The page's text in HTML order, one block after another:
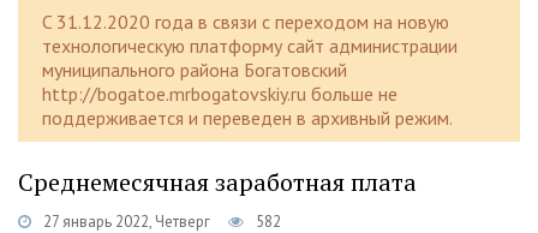
C 31.12.2020 года в связи с переходом на новую
технологическую платформу сайт администрации
муниципального района Богатовский
http://bogatoe.mrbogatovskiy.ru больше не
поддерживается и переведен в архивный режим.
Среднемесячная заработная плата
27 январь 2022, Четверг 582